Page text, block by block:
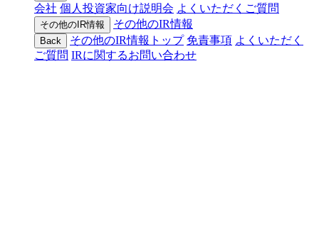
会社 個人投資家向け説明会 よくいただくご質問
その他のIR情報 その他のIR情報
Back その他のIR情報トップ 免責事項 よくいただく
ご質問 IRに関するお問い合わせ